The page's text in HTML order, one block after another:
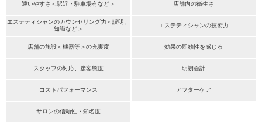
通いやすさ＜駅近・駐車場有など＞ 店舗内の衛生さ
エステティシャンのカウンセリング力＜説明、
知識など＞
エステティシャンの技術力
店舗の施設＜機器等＞の充実度 効果の即効性を感じる
スタッフの対応、接客態度 明朗会計
コストパフォーマンス アフターケア
サロンの信頼性・知名度